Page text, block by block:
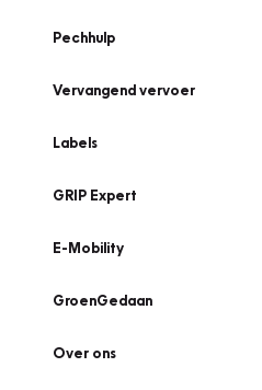
Pechhulp
Vervangend vervoer
Labels
GRIP Expert
E-Mobility
GroenGedaan
Over ons